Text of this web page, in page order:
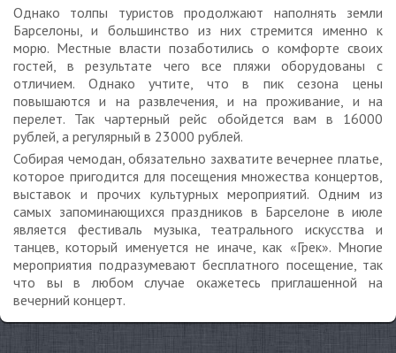
Однако толпы туристов продолжают наполнять земли
Барселоны, и большинство из них стремится именно к
морю. Местные власти позаботились о комфорте своих
гостей, в результате чего все пляжи оборудованы с
отличием. Однако учтите, что в пик сезона цены
повышаются и на развлечения, и на проживание, и на
перелет. Так чартерный рейс обойдется вам в 16000
рублей, а регулярный в 23000 рублей.
Собирая чемодан, обязательно захватите вечернее платье,
которое пригодится для посещения множества концертов,
выставок и прочих культурных мероприятий. Одним из
самых запоминающихся праздников в Барселоне в июле
является фестиваль музыка, театрального искусства и
танцев, который именуется не иначе, как «Грек». Многие
мероприятия подразумевают бесплатного посещение, так
что вы в любом случае окажетесь приглашенной на
вечерний концерт.